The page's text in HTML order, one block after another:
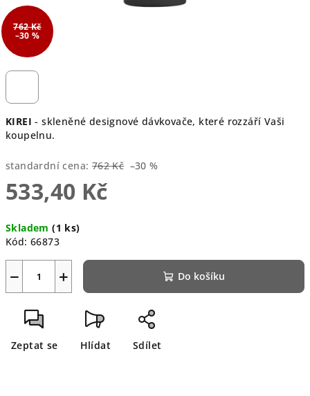
KIREI- skleněné designové dávkovače, které rozzáří Vaši
koupelnu.
standardní cena: 762 Kč –30 %
533,40 Kč
cena:
Skladem(1 ks)
Kód: 66873
+
− Do košíku
Zeptat se Hlídat Sdílet
762 Kč
–30 %